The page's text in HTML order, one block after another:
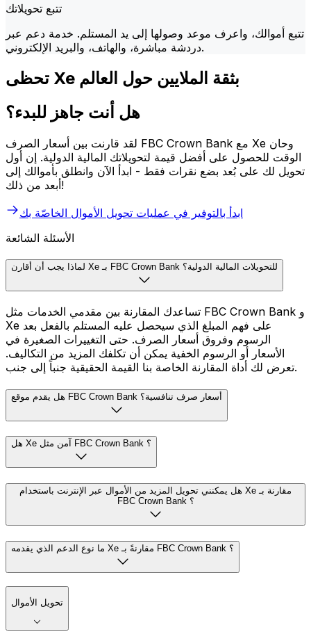
تتبع تحويلاتك
تتبع أموالك، واعرف موعد وصولها إلى يد المستلم. خدمة دعم عبر
دردشة مباشرة، والهاتف، والبريد الإلكتروني.
تحظى Xe بثقة الملايين حول العالم
هل أنت جاهز للبدء؟
لقد قارنت بين أسعار الصرف FBC Crown Bank مع Xe وحان
الوقت للحصول على أفضل قيمة لتحويلاتك المالية الدولية. إن أول
تحويل لك على بُعد بضع نقرات فقط - ابدأ الآن وانطلق بأموالك إلى
أبعد من ذلك!
ابدأ بالتوفير في عمليات تحويل الأموال الخاصّة بك
الأسئلة الشائعة
لماذا يجب أن أقارن Xe بـ FBC Crown Bank للتحويلات المالية الدولية؟
تساعدك المقارنة بين مقدمي الخدمات مثل FBC Crown Bank و
Xe على فهم المبلغ الذي سيحصل عليه المستلم بالفعل بعد
الرسوم وفروق أسعار الصرف. حتى التغييرات الصغيرة في
الأسعار أو الرسوم الخفية يمكن أن تكلفك المزيد من التكاليف.
تعرض لك أداة المقارنة الخاصة بنا القيمة الحقيقية جنباً إلى جنب.
هل يقدم موقع FBC Crown Bank أسعار صرف تنافسية؟
هل Xe آمن مثل FBC Crown Bank ؟
هل يمكنني تحويل المزيد من الأموال عبر الإنترنت باستخدام Xe مقارنة بـ
FBC Crown Bank ؟
ما نوع الدعم الذي يقدمه Xe مقارنةً بـ FBC Crown Bank ؟
تحويل الأموال